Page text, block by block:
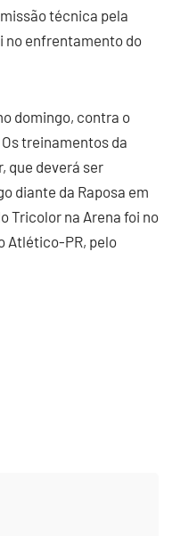
técnica pela
no enfrentamento do
domingo, contra o
treinamentos da
que deverá ser
diante da Raposa em
Tricolor na Arena foi no
Atlético-PR, pelo